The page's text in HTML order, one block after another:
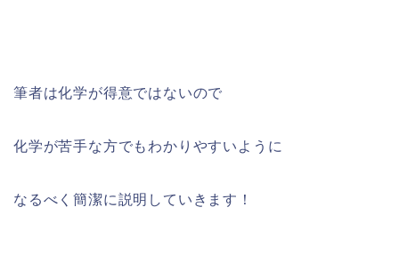
筆者は化学が得意ではないので
化学が苦手な方でもわかりやすいように
なるべく簡潔に説明していきます！